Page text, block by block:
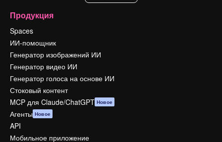
Продукция
Spaces
ИИ-помощник
Генератор изображений ИИ
Генератор видео ИИ
Генератор голоса на основе ИИ
Стоковый контент
MCP для Claude/ChatGPT Новое
Агенты Новое
API
Мобильное приложение